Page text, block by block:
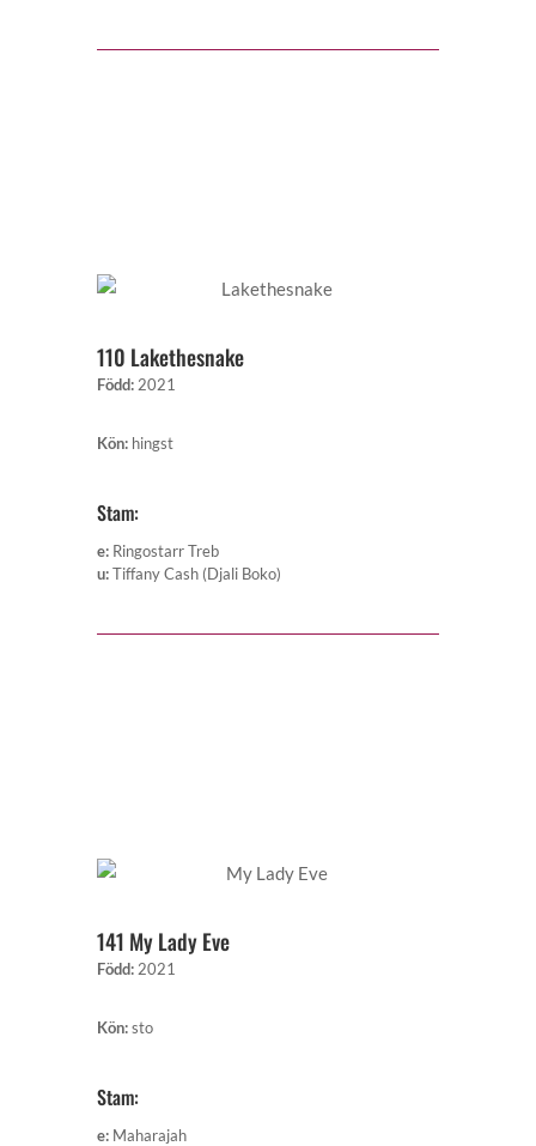
110 Lakethesnake
Född: 2021
Kön: hingst
Stam:
e: Ringostarr Treb
u:Tiffany Cash (Djali Boko)
141 My Lady Eve
Född: 2021
Kön:sto
Stam:
e: Maharajah